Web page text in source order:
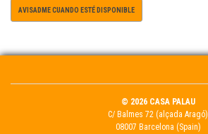
AVISADME CUANDO ESTÉ DISPONIBLE
© 2026 CASA PALAU
C/ Balmes 72 (alçada Aragó)
08007 Barcelona (Spain)